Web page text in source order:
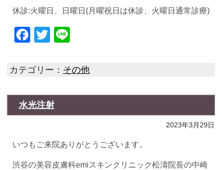
休診:火曜日、日曜日(月曜祝日は休診、火曜日通常診療)
Facebook
Twitter
Line
カテゴリー： その他
水光注射
2023年3月29日
いつもご来院ありがとうございます。
渋谷の美容皮膚科emiスキンクリニック松濤院長の中崎